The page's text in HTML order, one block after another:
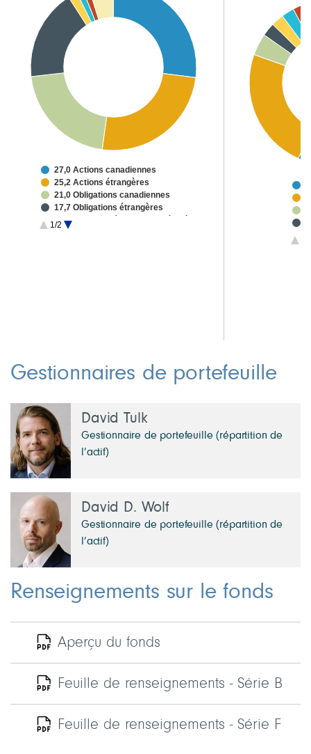
1/2
27,0 Actions canadiennes
25,2 Actions étrangères
21,0 Obligations canadiennes
17,7 Obligations étrangères
1,8 Obligations à rendement élevé
Gestionnaires de portefeuille
David Tulk
Gestionnaire de portefeuille (répartition de
l’actif)
David D. Wolf
Gestionnaire de portefeuille (répartition de
l’actif)
Renseignements sur le fonds
Aperçu du fonds
Feuille de renseignements - Série B
Feuille de renseignements - Série F